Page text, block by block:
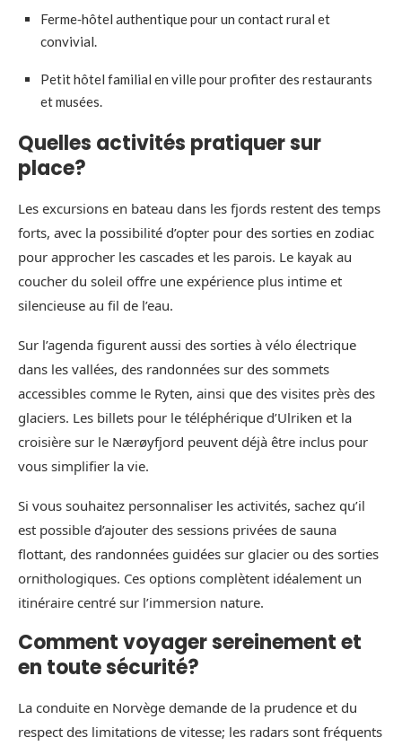
Ferme‑hôtel authentique pour un contact rural et
convivial.
Petit hôtel familial en ville pour profiter des restaurants
et musées.
Quelles activités pratiquer sur
place?
Les excursions en bateau dans les fjords restent des temps
forts, avec la possibilité d’opter pour des sorties en zodiac
pour approcher les cascades et les parois. Le kayak au
coucher du soleil offre une expérience plus intime et
silencieuse au fil de l’eau.
Sur l’agenda figurent aussi des sorties à vélo électrique
dans les vallées, des randonnées sur des sommets
accessibles comme le Ryten, ainsi que des visites près des
glaciers. Les billets pour le téléphérique d’Ulriken et la
croisière sur le Nærøyfjord peuvent déjà être inclus pour
vous simplifier la vie.
Si vous souhaitez personnaliser les activités, sachez qu’il
est possible d’ajouter des sessions privées de sauna
flottant, des randonnées guidées sur glacier ou des sorties
ornithologiques. Ces options complètent idéalement un
itinéraire centré sur l’immersion nature.
Comment voyager sereinement et
en toute sécurité?
La conduite en Norvège demande de la prudence et du
respect des limitations de vitesse; les radars sont fréquents